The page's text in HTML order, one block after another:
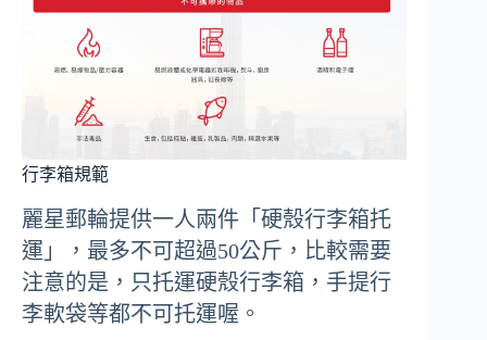
行李箱規範
麗星郵輪提供一人兩件「硬殼行李箱托
運」，最多不可超過50公斤，比較需要
注意的是，只托運硬殼行李箱，手提行
李軟袋等都不可托運喔。